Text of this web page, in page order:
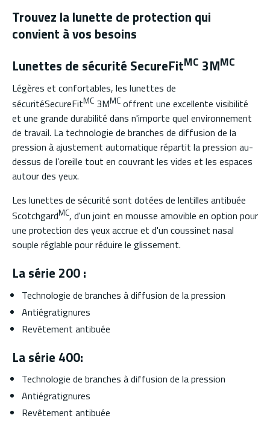
Trouvez la lunette de protection qui
convient à vos besoins
Lunettes de sécurité SecureFitMC 3MMC
Légères et confortables, les lunettes de
sécuritéSecureFitMC 3MMC offrent une excellente visibilité
et une grande durabilité dans n'importe quel environnement
de travail. La technologie de branches de diffusion de la
pression à ajustement automatique répartit la pression au-
dessus de l’oreille tout en couvrant les vides et les espaces
autour des yeux.
Les lunettes de sécurité sont dotées de lentilles antibuée
ScotchgardMC, d'un joint en mousse amovible en option pour
une protection des yeux accrue et d'un coussinet nasal
souple réglable pour réduire le glissement.
La série 200 :
Technologie de branches à diffusion de la pression
Antiégratignures
Revêtement antibuée
La série 400:
Technologie de branches à diffusion de la pression
Antiégratignures
Revêtement antibuée